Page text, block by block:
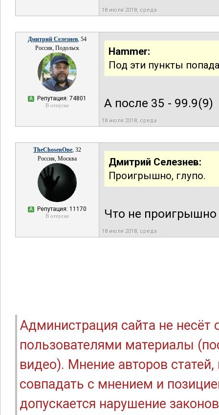
18 июля 2018, среда
Дмитрий Селезнев, 54
Россия, Подольск
А Репутация: 74801
В отпуске
Hammer:
Под эти пункты
А после 35 - 99.9(9)
18 июля 2018, среда
TheChosenOne, 32
Россия, Москва
А Репутация: 11170
В отпуске
Дмитрий Селезнев:
Проигрышно, глупо.
Что не проигрышно
18 июля 2018, среда
Администрация сайта не
пользователями материалы
видео). Мнение авторов
совпадать с мнением и
допускается нарушение